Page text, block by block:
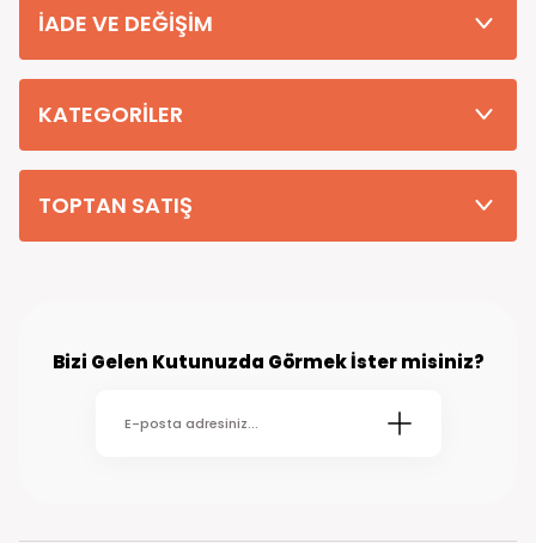
İADE VE DEĞİŞİM
KATEGORİLER
TOPTAN SATIŞ
Bizi Gelen Kutunuzda Görmek İster misiniz?